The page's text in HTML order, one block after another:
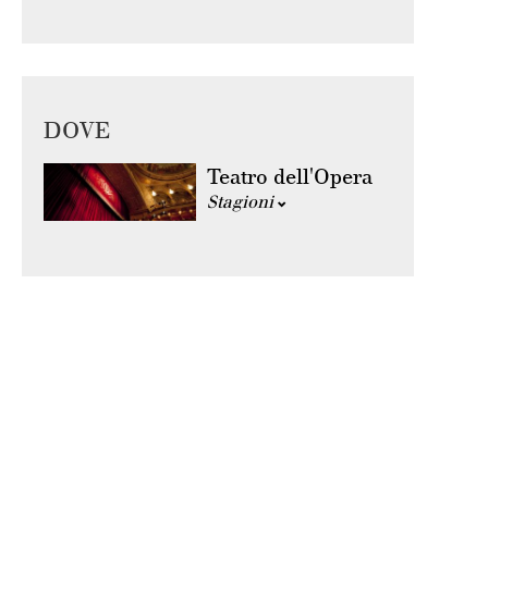
DOVE
Teatro dell'Opera
Stagioni